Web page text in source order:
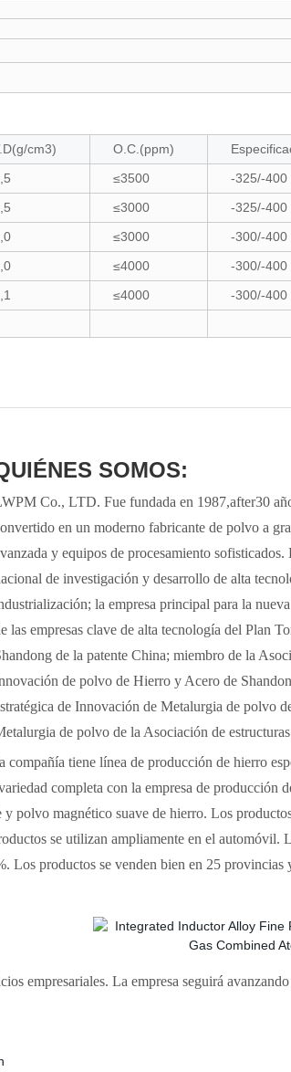
cm3) O.C.(ppm)
≤3500
-325/-400
≤3000
-325/-400
≤3000
-300/-400
≤4000
-300/-400
≤4000 -300/-400
SOMOS:
Co., LTD. Fue fundada en 1987,after30
en un moderno fabricante de polvo a
y equipos de procesamiento sofisticados.
de investigación y desarrollo de alta
la empresa principal para la
las empresas clave de alta tecnología del Plan
de la patente China; miembro de la
de polvo de Hierro y Acero de
de Innovación de Metalurgia de polvo
de polvo de la Asociación de
tiene línea de producción de hierro
completa con la empresa de producción
magnético suave de hierro. Los
se utilizan ampliamente en el automóvil.
productos se venden bien en 25 provincias
empresariales. La empresa seguirá